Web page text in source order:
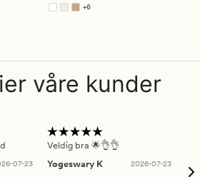
+6
Tilgjengelig i flere farger
våre kunder
07-23
Veldig bra 🌟👌👌
Yogeswary K
2026-07-23